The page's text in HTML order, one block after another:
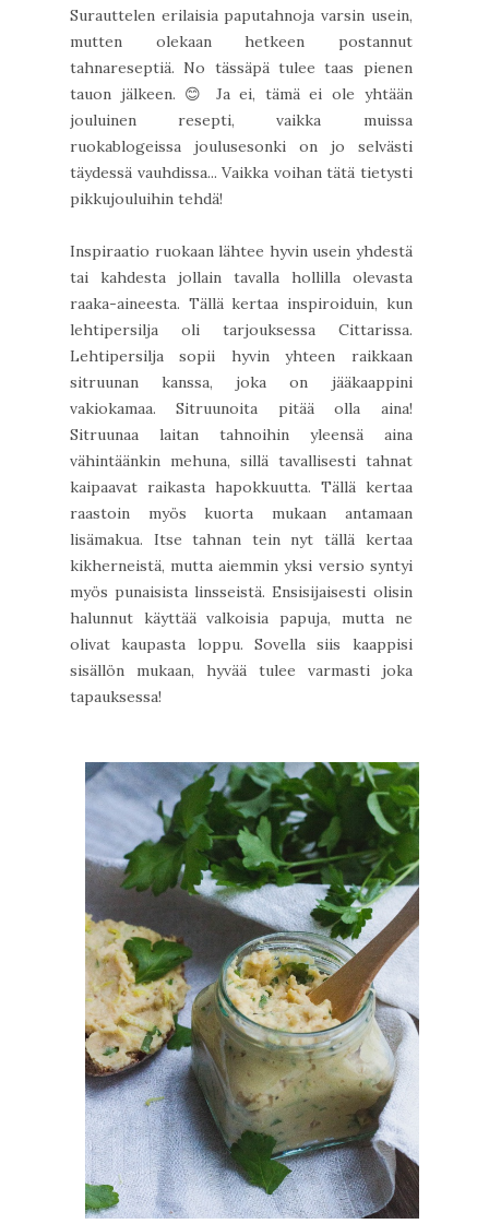
Surauttelen erilaisia paputahnoja varsin usein,
mutten olekaan hetkeen postannut
tahnareseptiä. No tässäpä tulee taas pienen
tauon jälkeen. 😊 Ja ei, tämä ei ole yhtään
jouluinen resepti, vaikka muissa
ruokablogeissa joulusesonki on jo selvästi
täydessä vauhdissa... Vaikka voihan tätä tietysti
pikkujouluihin tehdä!
Inspiraatio ruokaan lähtee hyvin usein yhdestä
tai kahdesta jollain tavalla hollilla olevasta
raaka-aineesta. Tällä kertaa inspiroiduin, kun
lehtipersilja oli tarjouksessa Cittarissa.
Lehtipersilja sopii hyvin yhteen raikkaan
sitruunan kanssa, joka on jääkaappini
vakiokamaa. Sitruunoita pitää olla aina!
Sitruunaa laitan tahnoihin yleensä aina
vähintäänkin mehuna, sillä tavallisesti tahnat
kaipaavat raikasta hapokkuutta. Tällä kertaa
raastoin myös kuorta mukaan antamaan
lisämakua. Itse tahnan tein nyt tällä kertaa
kikherneistä, mutta aiemmin yksi versio syntyi
myös punaisista linsseistä. Ensisijaisesti olisin
halunnut käyttää valkoisia papuja, mutta ne
olivat kaupasta loppu. Sovella siis kaappisi
sisällön mukaan, hyvää tulee varmasti joka
tapauksessa!